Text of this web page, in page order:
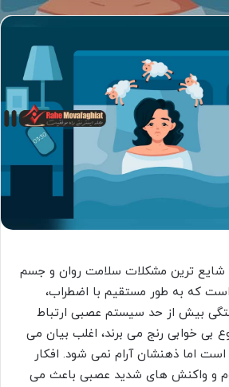
شایع ترین مشکلات سلامت روان و جسم
که به طور مستقیم با اضطراب،
بیش از حد سیستم عصبی ارتباط
بی خوابی رنج می برند، اغلب بیان می
اما ذهنشان آرام نمی شود. افکار
و واکنش های شدید عصبی باعث می